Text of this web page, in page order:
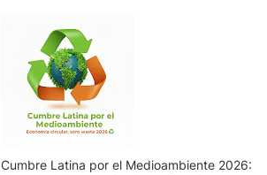
Cumbre Latina por el Medioambiente 2026: